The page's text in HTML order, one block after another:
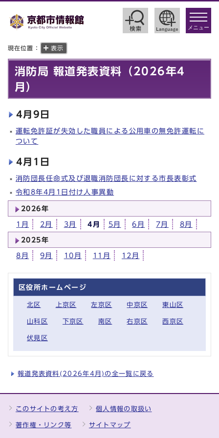
toggle
メニュー
現在位置： 表示
消防局 報道発表資料（2026年4
月）
4月9日
運転免許証が失効した職員による公用車の無免許運転に
ついて
4月1日
消防団長任命式及び退職消防団長に対する市長表彰式
令和8年4月1日付け人事異動
2026年
1月 2月 3月 4月 5月 6月 7月 8月
2025年
8月 9月 10月 11月 12月
区役所ホームページ
北区 上京区 左京区 中京区 東山区
山科区 下京区 南区 右京区 西京区
伏見区
報道発表資料(2026年4月)の全一覧に戻る
このサイトの考え方 個人情報の取扱い
著作権・リンク等 サイトマップ